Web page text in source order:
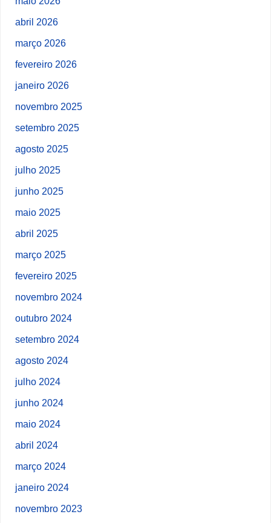
abril 2026
março 2026
fevereiro 2026
janeiro 2026
novembro 2025
setembro 2025
agosto 2025
julho 2025
junho 2025
maio 2025
abril 2025
março 2025
fevereiro 2025
novembro 2024
outubro 2024
setembro 2024
agosto 2024
julho 2024
junho 2024
maio 2024
abril 2024
março 2024
janeiro 2024
novembro 2023